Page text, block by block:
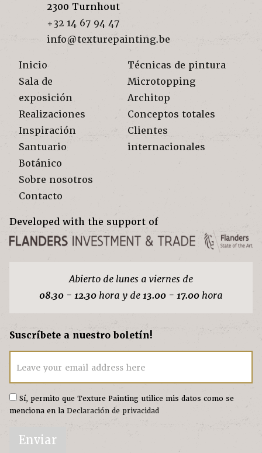
2300 Turnhout
+32 14 67 94 47
info@texturepainting.be
Inicio
Sala de
exposición
Realizaciones
Inspiración
Santuario
Botánico
Sobre nosotros
Contacto
Técnicas de pintura
Microtopping
Architop
Conceptos totales
Clientes
internacionales
Developed with the support of
Abierto de lunes a viernes de
08.30 - 12.30 hora y de13.00 - 17.00 hora
Suscríbete a nuestro boletín!
Leave your email address here
Sí, permito que Texture Painting utilice mis datos como se
menciona en la Declaración de privacidad
Enviar